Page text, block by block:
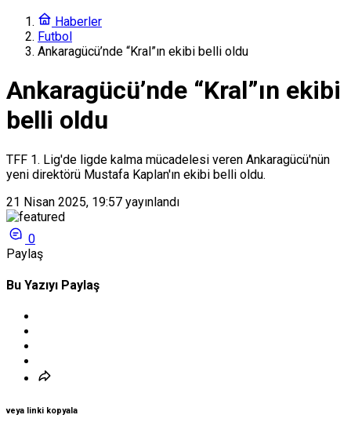
Haberler
Futbol
Ankaragücü’nde “Kral”ın ekibi belli oldu
Ankaragücü’nde “Kral”ın ekibi
belli oldu
TFF 1. Lig'de ligde kalma mücadelesi veren Ankaragücü'nün
yeni direktörü Mustafa Kaplan'ın ekibi belli oldu.
21 Nisan 2025, 19:57 yayınlandı
0
Paylaş
Bu Yazıyı Paylaş
veya linki kopyala